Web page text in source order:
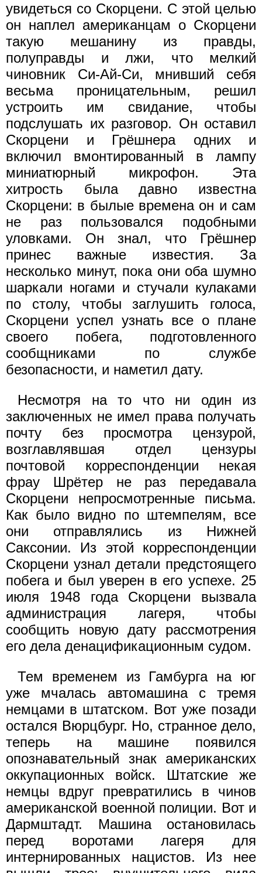
увидеться со Скорцени. С этой целью
он наплел американцам о Скорцени
такую мешанину из правды,
полуправды и лжи, что мелкий
чиновник Си-Ай-Си, мнивший себя
весьма проницательным, решил
устроить им свидание, чтобы
подслушать их разговор. Он оставил
Скорцени и Грёшнера одних и
включил вмонтированный в лампу
миниатюрный микрофон. Эта
хитрость была давно известна
Скорцени: в былые времена он и сам
не раз пользовался подобными
уловками. Он знал, что Грёшнер
принес важные известия. За
несколько минут, пока они оба шумно
шаркали ногами и стучали кулаками
по столу, чтобы заглушить голоса,
Скорцени успел узнать все о плане
своего побега, подготовленного
сообщниками по службе
безопасности, и наметил дату.
Несмотря на то что ни один из
заключенных не имел права получать
почту без просмотра цензурой,
возглавлявшая отдел цензуры
почтовой корреспонденции некая
фрау Шрётер не раз передавала
Скорцени непросмотренные письма.
Как было видно по штемпелям, все
они отправлялись из Нижней
Саксонии. Из этой корреспонденции
Скорцени узнал детали предстоящего
побега и был уверен в его успехе. 25
июля 1948 года Скорцени вызвала
администрация лагеря, чтобы
сообщить новую дату рассмотрения
его дела денацификационным судом.
Тем временем из Гамбурга на юг
уже мчалась автомашина с тремя
немцами в штатском. Вот уже позади
остался Вюрцбург. Но, странное дело,
теперь на машине появился
опознавательный знак американских
оккупационных войск. Штатские же
немцы вдруг превратились в чинов
американской военной полиции. Вот и
Дармштадт. Машина остановилась
перед воротами лагеря для
интернированных нацистов. Из нее